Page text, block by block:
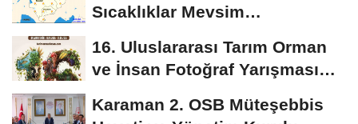
Sıcaklıklar Mevsim
Seyredecek
16. Uluslararası Tarım Orman
ve İnsan Fotoğraf Yarışması
Karaman 2. OSB Müteşebbis